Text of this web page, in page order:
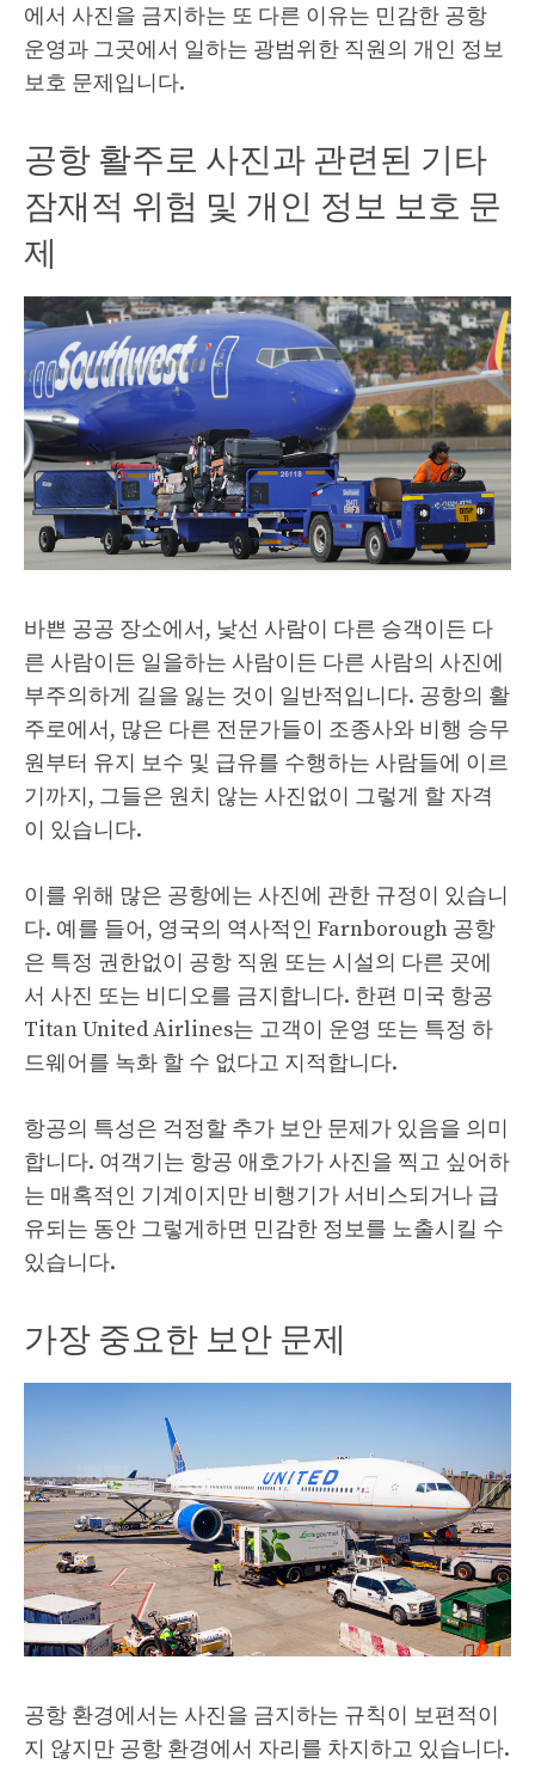
에서 사진을 금지하는 또 다른 이유는 민감한 공항
운영과 그곳에서 일하는 광범위한 직원의 개인 정보
보호 문제입니다.
공항 활주로 사진과 관련된 기타
잠재적 위험 및 개인 정보 보호 문
제
바쁜 공공 장소에서, 낯선 사람이 다른 승객이든 다
른 사람이든 일을하는 사람이든 다른 사람의 사진에
부주의하게 길을 잃는 것이 일반적입니다. 공항의 활
주로에서, 많은 다른 전문가들이 조종사와 비행 승무
원부터 유지 보수 및 급유를 수행하는 사람들에 이르
기까지, 그들은 원치 않는 사진없이 그렇게 할 자격
이 있습니다.
이를 위해 많은 공항에는 사진에 관한 규정이 있습니
다. 예를 들어, 영국의 역사적인 Farnborough 공항
은 특정 권한없이 공항 직원 또는 시설의 다른 곳에
서 사진 또는 비디오를 금지합니다. 한편 미국 항공
Titan United Airlines는 고객이 운영 또는 특정 하
드웨어를 녹화 할 수 없다고 지적합니다.
항공의 특성은 걱정할 추가 보안 문제가 있음을 의미
합니다. 여객기는 항공 애호가가 사진을 찍고 싶어하
는 매혹적인 기계이지만 비행기가 서비스되거나 급
유되는 동안 그렇게하면 민감한 정보를 노출시킬 수
있습니다.
가장 중요한 보안 문제
공항 환경에서는 사진을 금지하는 규칙이 보편적이
지 않지만 공항 환경에서 자리를 차지하고 있습니다.